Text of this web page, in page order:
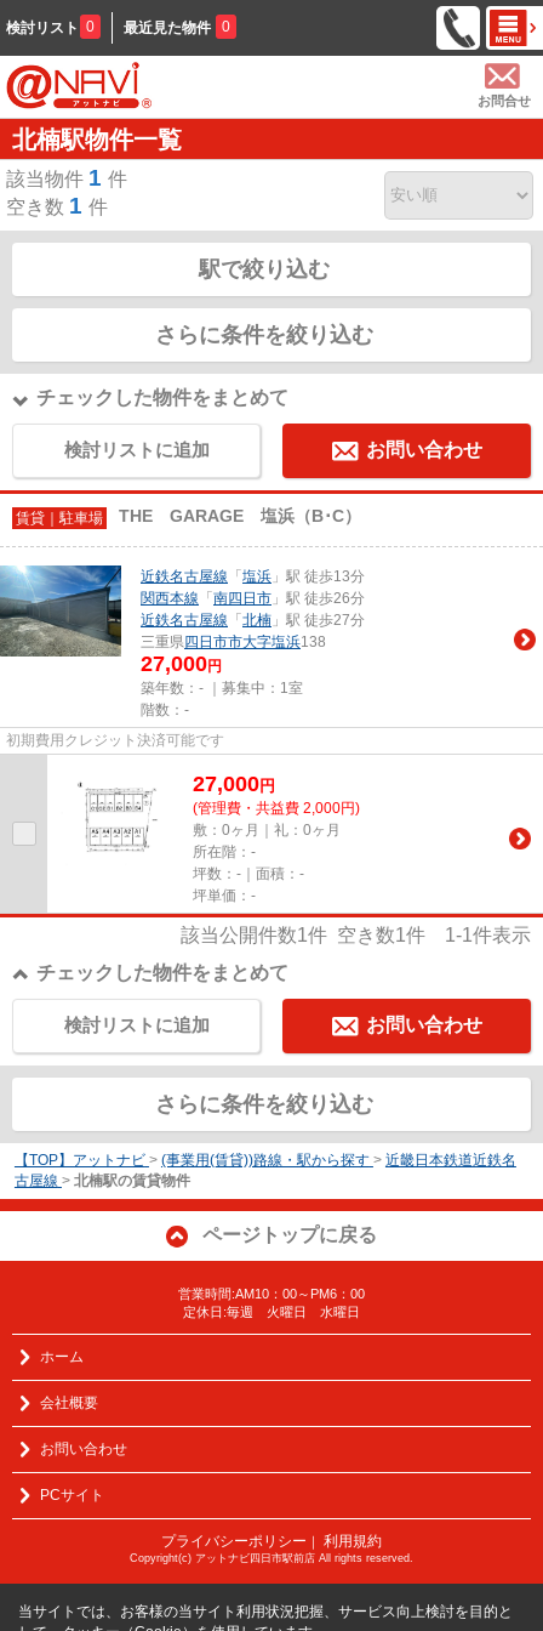
検討リスト 0 最近見た物件 0
お問合せ
北楠駅物件一覧
該当物件 1 件
空き数 1 件
駅で絞り込む
さらに条件を絞り込む
チェックした物件をまとめて
検討リストに追加 お問い合わせ
賃貸｜駐車場 THE GARAGE 塩浜（B･C）
近鉄名古屋線 「 塩浜 」駅 徒歩13分
関西本線 「 南四日市 」駅 徒歩26分
近鉄名古屋線 「 北楠 」駅 徒歩27分
三重県四日市市大字塩浜138
27,000円
築年数：- ｜募集中： 1室
階数：-
初期費用クレジット決済可能です
27,000円
(管理費・共益費 2,000円)
敷：0ヶ月｜礼：0ヶ月
所在階：-
坪数：-｜面積：-
坪単価：-
該当公開件数1件 空き数1件 1-1件表示
チェックした物件をまとめて
お問い合わせ
検討リストに追加
さらに条件を絞り込む
【TOP】アットナビ > (事業用(賃貸))路線・駅から探す > 近畿日本鉄道近鉄名
古屋線 > 北楠駅の賃貸物件
ページトップに戻る
営業時間:AM10：00～PM6：00
定休日:毎週 火曜日 水曜日
ホーム
会社概要
お問い合わせ
PCサイト
プライバシーポリシー ｜ 利用規約
Copyright(c) アットナビ四日市駅前店 All rights reserved.
当サイトでは、お客様の当サイト利用状況把握、サービス向上検討を目的と